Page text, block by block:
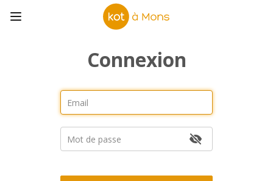
Connexion